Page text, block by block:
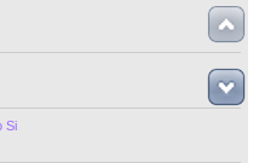
Si